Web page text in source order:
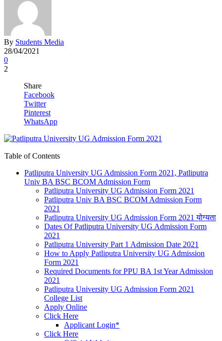
By Students Media
28/04/2021
0
2
Share
Facebook
Twitter
Pinterest
WhatsApp
Table of Contents
Patliputra University UG Admission Form 2021, Patliputra
Univ BA BSC BCOM Admission Form
Patliputra University UG Admission Form 2021
Patliputra Univ BA BSC BCOM Admission Form
2021
Patliputra University UG Admission Form 2021 योग्यता
Dates Of Patliputra University UG Admission Form
2021
Patliputra University Part 1 Admission Date 2021
How to Apply Patliputra University UG Admission
Form 2021
Required Documents for PPU BA 1st Year Admission
2021
Patliputra University UG Admission Form 2021
College List
Apply Online
Click Here
Applicant Login*
Click Here